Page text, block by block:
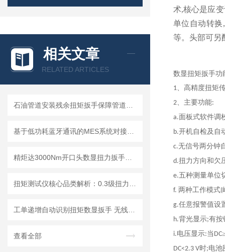
相关文章
RELATED ARTICLES
查看全部
术,核心是应
单位自动转
等。头部可另
数显扭矩扳手功
1、高精度扭矩
2、主要功能:
a.面板式软件调
b.开机自检及自
c.无信号两分钟
d.扭力方向和欠
e.五种测量单位
f. 两种工作模式(
g.任意报警值设
h.背光显示;有按
i.电压显示:当 DC
DC<2.3 V时;电池